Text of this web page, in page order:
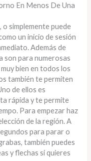
En Menos De Una
o simplemente puede
un inicio de sesión
Además de
son para numerosas
bien en todos los
también te permiten
de ellos es
rápida y te permite
Para empezar haz
de la región. A
para parar o
también puedes
y flechas si quieres